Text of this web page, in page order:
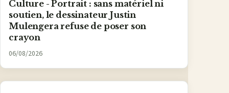
Culture - Portrait : sans matériel ni
soutien, le dessinateur Justin
Mulengera refuse de poser son
crayon
06/08/2026